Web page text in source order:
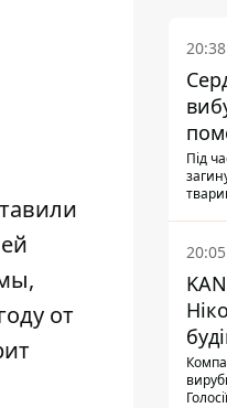
от
20:38
Під
20:05